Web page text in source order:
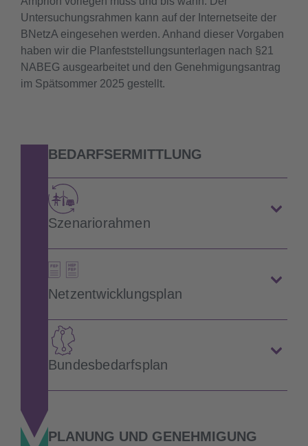
Untersuchungsrahmen kann auf der Internetseite der
BNetzA eingesehen werden. Anhand dieser Vorgaben
haben wir die Planfeststellungsunterlagen nach §21
NABEG ausgearbeitet und den Genehmigungsantrag
im Spätsommer 2025 gestellt.
BEDARFSERMITTLUNG
Szenariorahmen
Netzentwicklungsplan
Bundesbedarfsplan
PLANUNG UND GENEHMIGUNG